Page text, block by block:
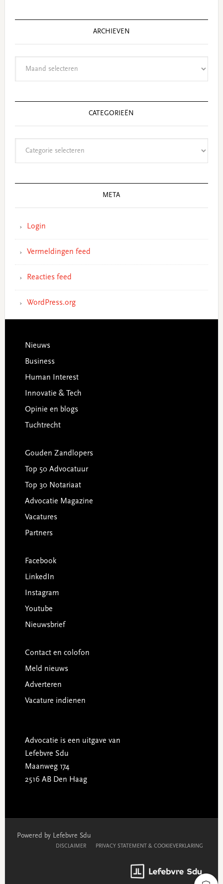
ARCHIEVEN
CATEGORIEËN
META
Login
Vermeldingen feed
Reacties feed
WordPress.org
Footer
Nieuws
Business
Human Interest
Innovatie & Tech
Opinie en blogs
Tuchtrecht
Gouden Zandlopers
Top 50 Advocatuur
Top 30 Notariaat
Advocatie Magazine
Vacatures
Partners
Facebook
LinkedIn
Instagram
Youtube
Nieuwsbrief
Contact en colofon
Meld nieuws
Adverteren
Vacature indienen
Advocatie is een uitgave van
Lefebvre Sdu
Maanweg 174
2516 AB Den Haag
Powered by Lefebvre Sdu
DISCLAIMER PRIVACY STATEMENT & COOKIEVERKLARING